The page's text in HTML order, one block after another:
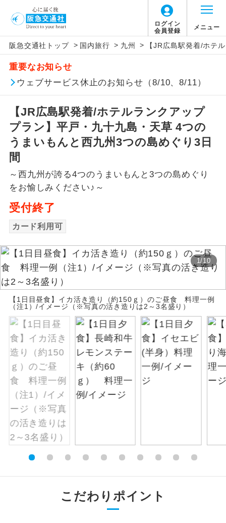
ログイン
会員登録
メニュー
阪急交通社トップ > 国内旅行 > 九州 > 【JR広島駅発着/ホテ
重要なお知らせ
ウェブサービス休止のお知らせ（8/10、8/11）
【JR広島駅発着/ホテルランクアップ
プラン】平戸・九十九島・天草 4つの
うまいもんと西九州3つの島めぐり3日
間
～西九州が誇る4つのうまいもんと3つの島めぐり
をお愉しみください♪～
受付終了
カード利用可
1/10
【1日目昼食】イカ活き造り（約150ｇ）のご昼食 料理一例
（注1）/イメージ（※写真の活き造りは2～3名盛り）
こだわりポイント
アイコン 説明
添乗員同行
往路出発空港（駅）から復路到着空港
（駅）まで同行します。
現地添乗員同
行
現地到着空港（駅）から最終日出発空港
（駅）まで添乗員が同行します。
バスガイド乗
務
バスガイドが乗務し、車内での観光案内
新コース 初登場のコースです。
世界遺産
絶景 絶景スポットに立ち寄るコースです。
温泉 温泉地にも宿泊するコースです。
露天風呂
ご宿泊ホテルに露天風呂が付いていま
す。
大浴場 ご宿泊ホテルに大浴場が付いています。
全食事付き
全てのお食事が付いていますので、お食
事の心配はいりません。（機内食を除
く）
お部屋食
お部屋にてゆっくりとお召し上がりいた
トラベルイヤ
ホン
をじっくり聞くことができます。
2名様から出発可能な個人型プランで